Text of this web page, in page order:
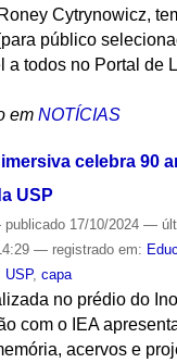
Cytrynowicz,
público
a todos no Portal de
em NOTÍCIAS
celebra 90
USP
publicado17/10/2024 —
— registrado em:
USP, capa
no prédio do
com o IEA
acervos e